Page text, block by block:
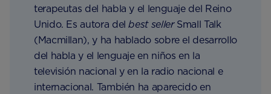
terapeutas del habla y el lenguaje del Reino
Unido. Es autora delbest seller Small Talk
(Macmillan), y ha hablado sobre el desarrollo
del habla y el lenguaje en niños en la
televisión nacional y en la radio nacional e
internacional. También ha aparecido en